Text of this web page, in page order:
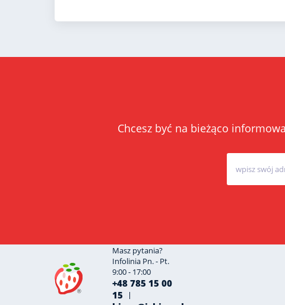
Chcesz być na bieżąco
Masz pytania?
Infolinia Pn. - Pt.
9:00 - 17:00
+48 785 15 00
15